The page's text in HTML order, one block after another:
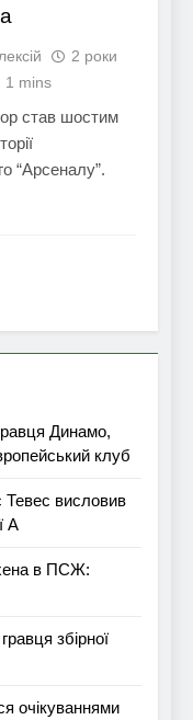
2 роки
1 mins
став шостим
“Арсеналу”.
Динамо,
клуб
Тевес висловив
А
в ПСЖ:
збірної
очікуваннями